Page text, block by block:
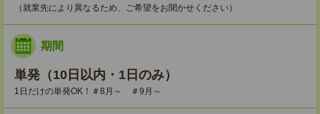
（就業先により異なるため、ご希望をお聞かせください）
期間
単発（10日以内・1日のみ）
1日だけの単発OK！＃8月～ ＃9月～